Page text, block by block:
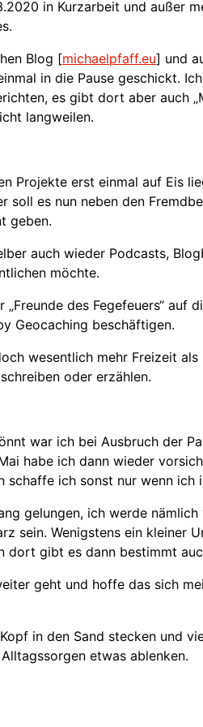
in Kurzarbeit und außer
Blog [michaelpfaff.eu] und
in die Pause geschickt.
es gibt dort aber auch
langweilen.
Projekte erst einmal auf Eis
soll es nun neben den
geben.
auch wieder Podcasts,
möchte.
„Freunde des Fegefeuers“ auf
Geocaching beschäftigen.
wesentlich mehr Freizeit
oder erzählen.
war ich bei Ausbruch der
habe ich dann wieder
schaffe ich sonst nur wenn ich
gelungen, ich werde
sein. Wenigstens ein kleiner
dort gibt es dann bestimmt
geht und hoffe das sich
in den Sand stecken und
etwas ablenken.